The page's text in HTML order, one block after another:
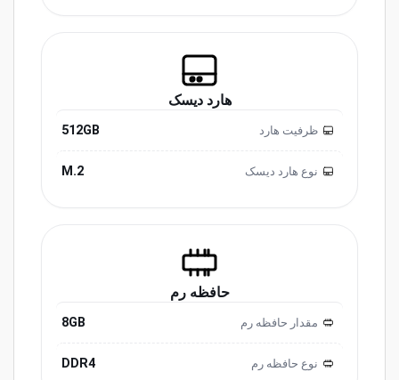
هارد دیسک
ظرفیت هارد 512GB
نوع هارد دیسک M.2
حافظه رم
مقدار حافظه رم 8GB
نوع حافظه رم DDR4